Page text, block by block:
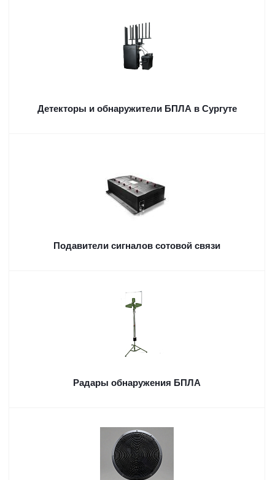
Детекторы и обнаружители БПЛА в Сургуте
Подавители сигналов сотовой связи
Радары обнаружения БПЛА